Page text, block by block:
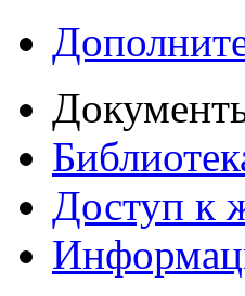
Доступ к